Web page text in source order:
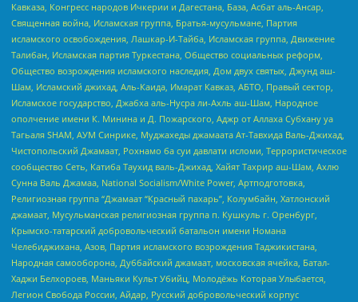
Кавказа, Конгресс народов Ичкерии и Дагестана, База, Асбат аль-Ансар,
Священная война, Исламская группа, Братья-мусульмане, Партия
исламского освобождения, Лашкар-И-Тайба, Исламская группа, Движение
Талибан, Исламская партия Туркестана, Общество социальных реформ,
Общество возрождения исламского наследия, Дом двух святых, Джунд аш-
Шам, Исламский джихад, Аль-Каида, Имарат Кавказ, АБТО, Правый сектор,
Исламское государство, Джабха аль-Нусра ли-Ахль аш-Шам, Народное
ополчение имени К. Минина и Д. Пожарского, Аджр от Аллаха Субхану уа
Тагьаля SHAM, АУМ Синрике, Муджахеды джамаата Ат-Тавхида Валь-Джихад,
Чистопольский Джамаат, Рохнамо ба суи давлати исломи, Террористическое
сообщество Сеть, Катиба Таухид валь-Джихад, Хайят Тахрир аш-Шам, Ахлю
Сунна Валь Джамаа, National Socialism/White Power, Артподготовка,
Религиозная группа “Джамаат “Красный пахарь”, Колумбайн, Хатлонский
джамаат, Мусульманская религиозная группа п. Кушкуль г. Оренбург,
Крымско-татарский добровольческий батальон имени Номана
Челебиджихана, Азов, Партия исламского возрождения Таджикистана,
Народная самооборона, Дуббайский джамаат, московская ячейка, Батал-
Хаджи Белхороев, Маньяки Культ Убийц, Молодёжь Которая Улыбается,
Легион Свобода России, Айдар, Русский добровольческий корпус